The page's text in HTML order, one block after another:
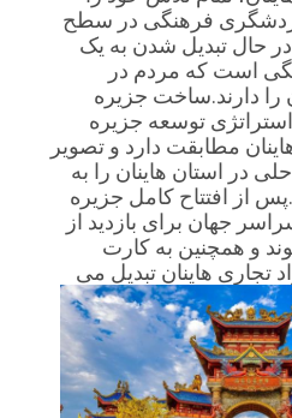
فرهنگی در سطح
حال تبدیل شدن به یک
است که مردم در
دارند.ساخت جزیره
استراتژی توسعه جزیره
مطابقت دارد و تصویر
در استان هاینان را به
از افتتاح کامل جزیره
جهان برای بازدید از
و همچنین به کارت
تجاری هاینان تبدیل می